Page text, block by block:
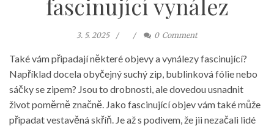
fascinující vynález
3. 5. 2025 0 Comment
Také vám připadají některé objevy a vynálezy fascinující?
Například docela obyčejný suchý zip, bublinková fólie nebo
sáčky se zipem? Jsou to drobnosti, ale dovedou usnadnit
život poměrně značně. Jako fascinující objev vám také může
připadat vestavěná skříň. Je až s podivem, že jii nezačali lidé